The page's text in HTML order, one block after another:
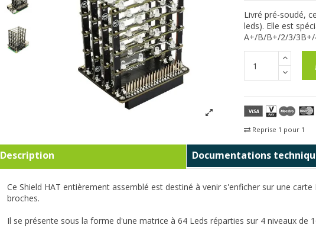
Livré pré-soudé,
leds). Elle est
A+/B/B+/2/3/3B+/
Reprise 1 pour 1
Description Documentations
Ce Shield HAT entièrement assemblé est destiné à venir s'enficher sur une
broches.
Il se présente sous la forme d'une matrice à 64 Leds réparties sur 4 niveaux